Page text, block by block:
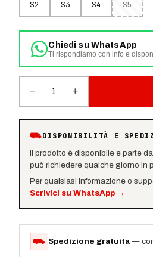
S2 S3 S4 S5
Chiedi su WhatsApp
Ti rispondiamo con info e
− 1 +
⛟DISPONIBILITÀ E
Il prodotto è disponibile e parte
può richiedere qualche giorno in
Per qualsiasi informazione o
Scrivici su WhatsApp →
⛟ Spedizione gratuita —